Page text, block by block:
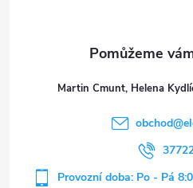
Martin Cmunt, Helena
obchod@
Provozní doba: Po - Pá